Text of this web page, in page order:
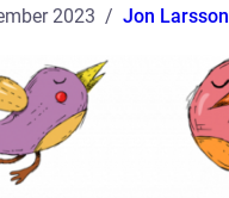
2023 Jon Larsson